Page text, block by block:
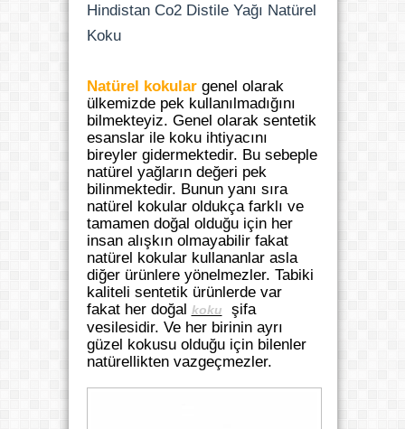
Hindistan Co2 Distile Yağı Natürel
Koku
Natürel kokulargenel olarak
ülkemizde pek kullanılmadığını
bilmekteyiz. Genel olarak sentetik
esanslar ile koku ihtiyacını
bireyler gidermektedir. Bu sebeple
natürel yağların değeri pek
bilinmektedir. Bunun yanı sıra
natürel kokular oldukça farklı ve
tamamen doğal olduğu için her
insan alışkın olmayabilir fakat
natürel kokular kullananlar asla
diğer ürünlere yönelmezler. Tabiki
kaliteli sentetik ürünlerde var
fakat her doğal koku
şifa
vesilesidir. Ve her birinin ayrı
güzel kokusu olduğu için bilenler
natürellikten vazgeçmezler.